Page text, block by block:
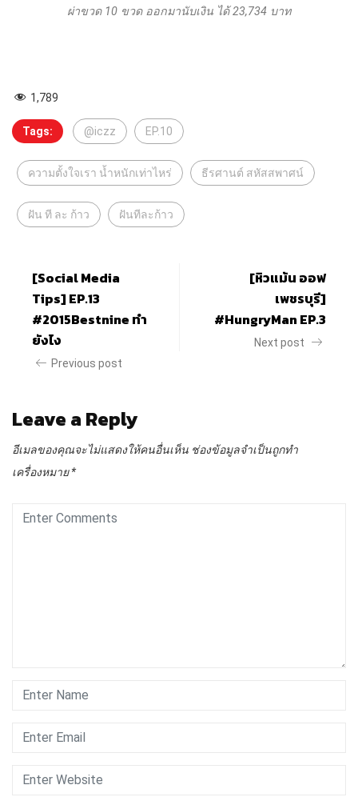
ผ่าขวด 10 ขวด ออกมานับเงิน ได้ 23,734 บาท
1,789
Tags: @iczz EP.10
ความตั้งใจเรา น้ำหนักเท่าไหร่ ธีรศานต์ สหัสสพาศน์
ฝัน ที ละ ก้าว ฝันทีละก้าว
[Social Media
Tips] EP.13
#2015Bestnine ทำ
ยังไง
Previous post
[หิวแม้น ออฟ
เพชรบุรี]
#HungryMan EP.3
Next post
Leave a Reply
อีเมลของคุณจะไม่แสดงให้คนอื่นเห็น ช่องข้อมูลจำเป็นถูกทำ
เครื่องหมาย*